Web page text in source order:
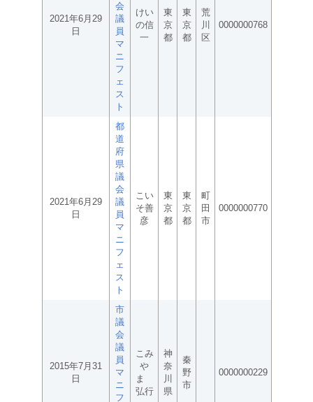
2021年6月29
日
会
議
員
マ
ニ
フ
ェ
ス
ト
けい
の信
一
東
京
都
東
京
都
荒
川
区
0000000768
2021年6月29
日
都
道
府
県
議
会
議
員
マ
ニ
フ
ェ
ス
ト
こい
そ善
彦
東
京
都
東
京
都
町
田
市
0000000770
2015年7月31
日
市
議
会
議
員
マ
ニ
フ
こみ
や
ま
弘行
神
奈
川
県
秦
野
市
0000000229